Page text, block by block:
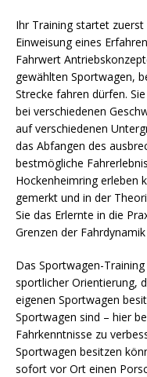
Ihr Training startet
Einweisung eines
Fahrwert
gewählten Sportwagen,
Strecke fahren dürfen.
bei verschiedenen
auf verschiedenen
das Abfangen des
bestmögliche
Hockenheimring erleben
gemerkt und in der
Sie das Erlernte in die
Grenzen der
Das Sportwagen-
sportlicher Orientierung,
eigenen Sportwagen
Sportwagen sind – hier
Fahrkenntnisse zu
Sportwagen besitzen
sofort vor Ort einen